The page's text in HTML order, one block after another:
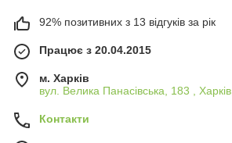
92% позитивних з 13 відгуків за рік
Працює з 20.04.2015
м. Харків
вул. Велика Панасівська, 183 ,
Контакти